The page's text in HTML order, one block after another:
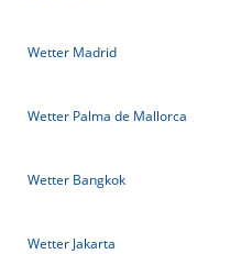
Wetter Madrid
Wetter Palma de Mallorca
Wetter Bangkok
Wetter Jakarta